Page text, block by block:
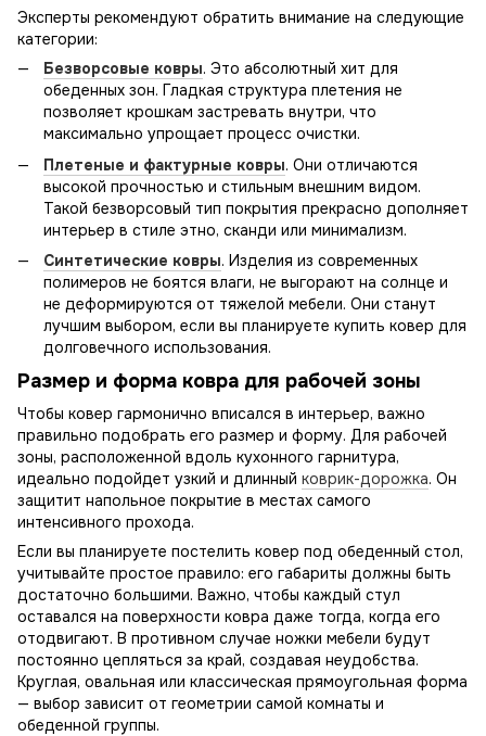
Эксперты рекомендуют обратить внимание на следующие
категории:
Безворсовые ковры. Это абсолютный хит для
обеденных зон. Гладкая структура плетения не
позволяет крошкам застревать внутри, что
максимально упрощает процесс очистки.
Плетеные и фактурные ковры. Они отличаются
высокой прочностью и стильным внешним видом.
Такой безворсовый тип покрытия прекрасно дополняет
интерьер в стиле этно, сканди или минимализм.
Синтетические ковры. Изделия из современных
полимеров не боятся влаги, не выгорают на солнце и
не деформируются от тяжелой мебели. Они станут
лучшим выбором, если вы планируете купить ковер для
долговечного использования.
Размер и форма ковра для рабочей зоны
Чтобы ковер гармонично вписался в интерьер, важно
правильно подобрать его размер и форму. Для рабочей
зоны, расположенной вдоль кухонного гарнитура,
идеально подойдет узкий и длинный коврик-дорожка. Он
защитит напольное покрытие в местах самого
интенсивного прохода.
Если вы планируете постелить ковер под обеденный стол,
учитывайте простое правило: его габариты должны быть
достаточно большими. Важно, чтобы каждый стул
оставался на поверхности ковра даже тогда, когда его
отодвигают. В противном случае ножки мебели будут
постоянно цепляться за край, создавая неудобства.
Круглая, овальная или классическая прямоугольная форма
— выбор зависит от геометрии самой комнаты и
обеденной группы.